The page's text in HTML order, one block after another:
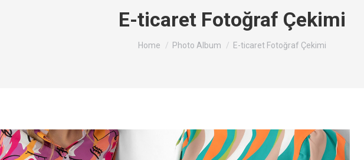
E-ticaret Fotoğraf Çekimi
You are here:
Home Photo Album E-ticaret Fotoğraf Çekimi